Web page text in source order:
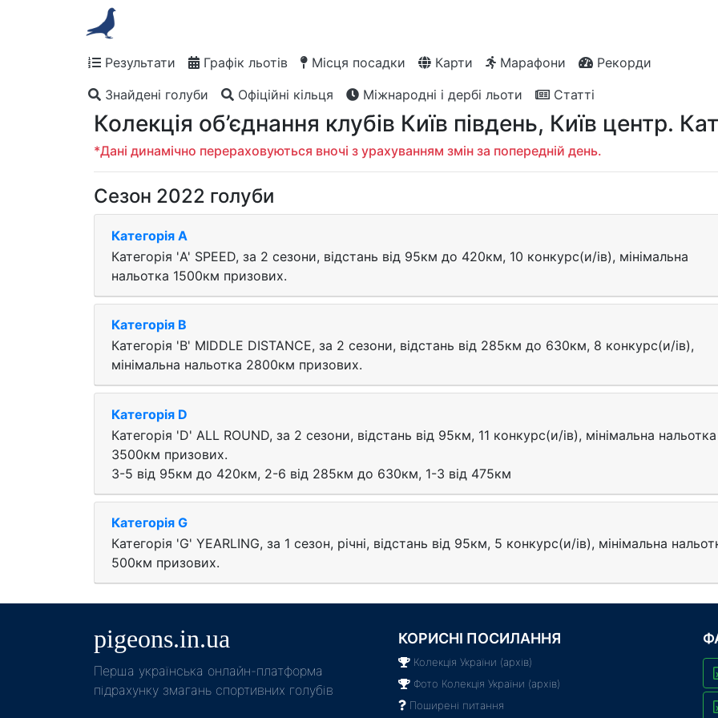
Результати Графік льотів Місця посадки Карти Марафони
Рекорди
Знайдені голуби
Офіційні кільця Міжнародні і дербі льоти Статті
Колекція об’єднання клубів Київ південь, Київ центр.
*Дані динамічно перераховуються вночі з урахуванням змін за попередній день.
Сезон 2022 голуби
Категорія A
Категорія 'A' SPEED, за 2 cезони, відстань від 95км до 420км, 10 конкурс(и/ів), мінімальна
нальотка 1500км призових.
Категорія B
Категорія 'B' MIDDLE DISTANCE, за 2 cезони, відстань від 285км до 630км, 8 конкурс(и/ів),
мінімальна нальотка 2800км призових.
Категорія D
Категорія 'D' ALL ROUND, за 2 cезони, відстань від 95км, 11 конкурс(и/ів), мінімальна нальотка
3500км призових.
3-5 від 95км до 420км, 2-6 від 285км до 630км, 1-3 від 475км
Категорія G
Категорія 'G' YEARLING, за 1 cезон, річні, відстань від 95км, 5 конкурс(и/ів), мінімальна
500км призових.
pigeons.in.ua
Пeрша українська онлайн-платформа
підрахунку змагань спортивних голубів
КОРИСНІ ПОСИЛАННЯ
Колекція України (архів)
Фото Колекція України (архів)
Поширені питання